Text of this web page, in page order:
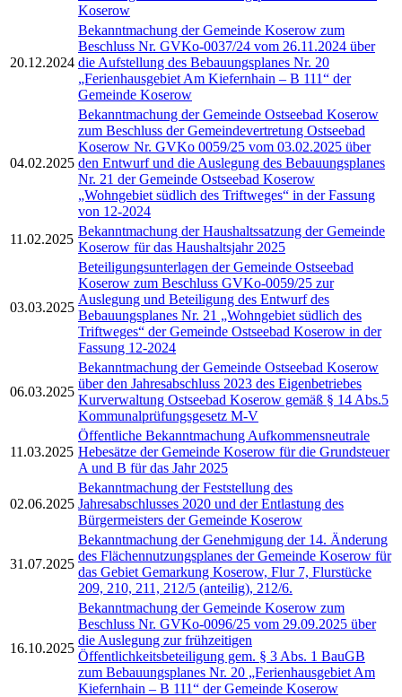
Koserow
20.12.2024
Bekanntmachung der Gemeinde Koserow zum
Beschluss Nr. GVKo-0037/24 vom 26.11.2024 über
die Aufstellung des Bebauungsplanes Nr. 20
„Ferienhausgebiet Am Kiefernhain – B 111“ der
Gemeinde Koserow
04.02.2025
Bekanntmachung der Gemeinde Ostseebad Koserow
zum Beschluss der Gemeindevertretung Ostseebad
Koserow Nr. GVKo 0059/25 vom 03.02.2025 über
den Entwurf und die Auslegung des Bebauungsplanes
Nr. 21 der Gemeinde Ostseebad Koserow
„Wohngebiet südlich des Triftweges“ in der Fassung
von 12-2024
11.02.2025
Bekanntmachung der Haushaltssatzung der Gemeinde
Koserow für das Haushaltsjahr 2025
03.03.2025
Beteiligungsunterlagen der Gemeinde Ostseebad
Koserow zum Beschluss GVKo-0059/25 zur
Auslegung und Beteiligung des Entwurf des
Bebauungsplanes Nr. 21 „Wohngebiet südlich des
Triftweges“ der Gemeinde Ostseebad Koserow in der
Fassung 12-2024
06.03.2025
Bekanntmachung der Gemeinde Ostseebad Koserow
über den Jahresabschluss 2023 des Eigenbetriebes
Kurverwaltung Ostseebad Koserow gemäß § 14 Abs.5
Kommunalprüfungsgesetz M-V
11.03.2025
Öffentliche Bekanntmachung Aufkommensneutrale
Hebesätze der Gemeinde Koserow für die Grundsteuer
A und B für das Jahr 2025
02.06.2025
Bekanntmachung der Feststellung des
Jahresabschlusses 2020 und der Entlastung des
Bürgermeisters der Gemeinde Koserow
31.07.2025
Bekanntmachung der Genehmigung der 14. Änderung
des Flächennutzungsplanes der Gemeinde Koserow für
das Gebiet Gemarkung Koserow, Flur 7, Flurstücke
209, 210, 211, 212/5 (anteilig), 212/6.
16.10.2025
Bekanntmachung der Gemeinde Koserow zum
Beschluss Nr. GVKo-0096/25 vom 29.09.2025 über
die Auslegung zur frühzeitigen
Öffentlichkeitsbeteiligung gem. § 3 Abs. 1 BauGB
zum Bebauungsplanes Nr. 20 „Ferienhausgebiet Am
Kiefernhain – B 111“ der Gemeinde Koserow